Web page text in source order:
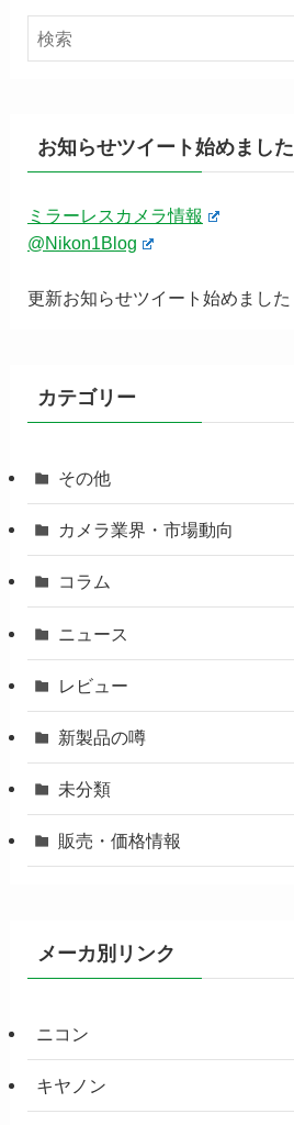
お知らせツイート始めました
ミラーレスカメラ情報
@Nikon1Blog
更新お知らせツイート始めました
カテゴリー
その他
カメラ業界・市場動向
コラム
ニュース
レビュー
新製品の噂
未分類
販売・価格情報
メーカ別リンク
ニコン
キヤノン